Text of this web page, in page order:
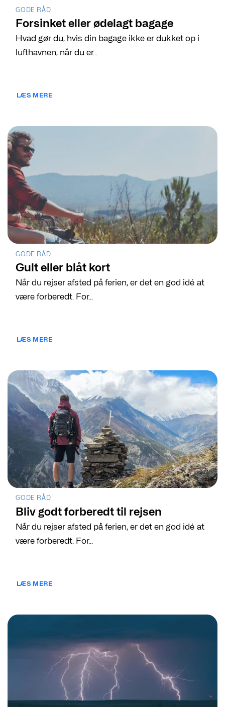
GODE RÅD
Forsinket eller ødelagt bagage
Hvad gør du, hvis din bagage ikke er dukket op i
lufthavnen, når du er...
LÆS MERE
GODE RÅD
Gult eller blåt kort
Når du rejser afsted på ferien, er det en god idé at
være forberedt. For...
LÆS MERE
GODE RÅD
Bliv godt forberedt til rejsen
Når du rejser afsted på ferien, er det en god idé at
være forberedt. For...
LÆS MERE